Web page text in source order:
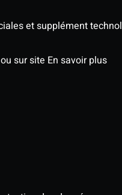
et supplément
sur site En savoir plus